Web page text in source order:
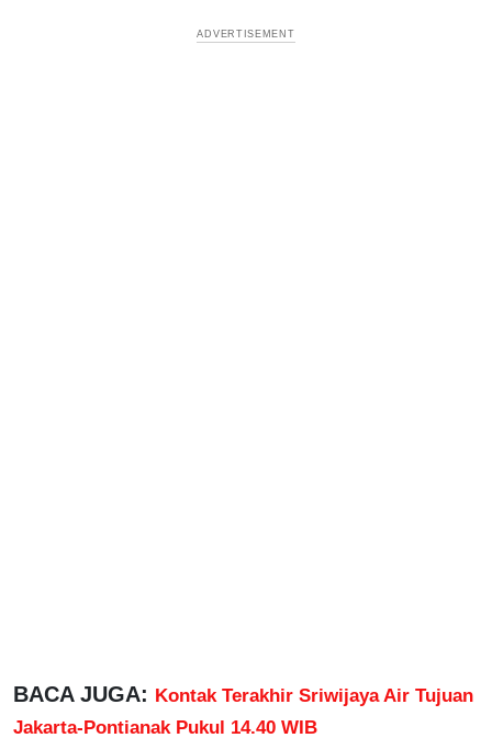
BACA JUGA: Kontak Terakhir Sriwijaya Air Tujuan
Jakarta-Pontianak Pukul 14.40 WIB